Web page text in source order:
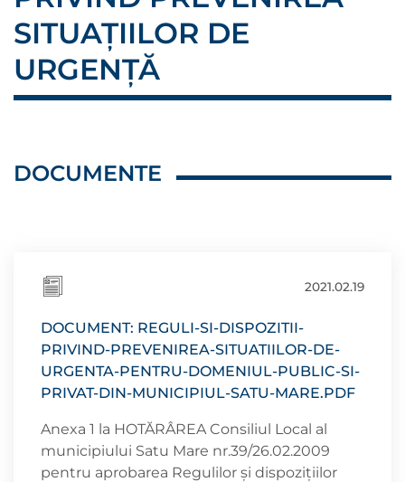
SITUAŢIILOR DE
URGENŢĂ
DOCUMENTE
2021.02.19
DOCUMENT: REGULI-SI-DISPOZITII-
PRIVIND-PREVENIREA-SITUATIILOR-DE-
URGENTA-PENTRU-DOMENIUL-PUBLIC-SI-
PRIVAT-DIN-MUNICIPIUL-SATU-MARE.PDF
Anexa 1 la HOTĂRÂREA Consiliul Local al
municipiului Satu Mare nr.39/26.02.2009
pentru aprobarea Regulilor şi dispoziţiilor